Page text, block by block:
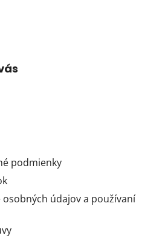
podmienky
údajov a používaní